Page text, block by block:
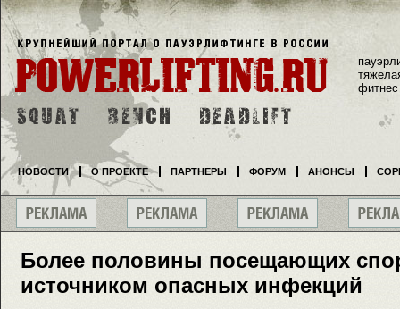
Более половины посещающих
источником опасных инфекций
фитнес
НОВОСТИ О ПРОЕКТЕ ПАРТНЕРЫ ФОРУМ АНОНСЫ